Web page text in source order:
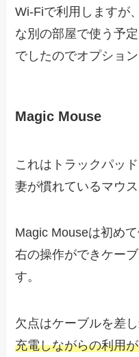
Wi-Fiで利用しますが
な別の部屋で使う予
でしたのでオプショ
Magic Mouse
これはトラックパッ
妻が慣れているマウス
Magic Mouseは初め
右の操作ができケー
す。
欠点はケーブルを差
充電しながらの利用